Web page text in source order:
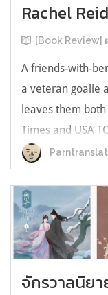
Rachel Reid
[Book Review] ผลพลอยได้จ
A friends-with-
a veteran goalie
leaves them
Times and USA
Rachel Reid. เป็
Changer และเป็
ที่สุดลำดับเรื่องกั
จักรวาลนิย